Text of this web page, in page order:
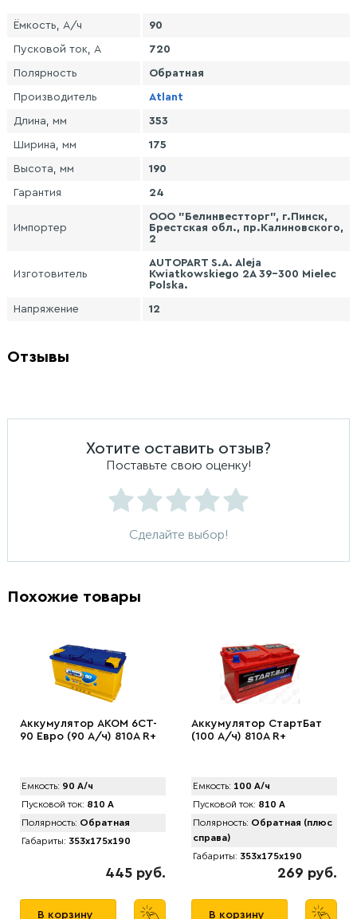
Ёмкость, А/ч 90
Пусковой ток, А 720
Полярность Обратная
Производитель Atlant
Длина, мм 353
Ширина, мм 175
Высота, мм 190
Гарантия 24
Импортер
ООО "Белинвестторг", г.Пинск,
Брестская обл., пр.Калиновского,
2
Изготовитель
AUTOPART S.A. Aleja
Kwiatkowskiego 2A 39-300 Mielec
Polska.
Напряжение 12
Отзывы
Хотите оставить отзыв?
Поставьте свою оценку!
Сделайте выбор!
Похожие товары
Аккумулятор AКОМ 6CT-
90 Евро (90 А/ч) 810А R+
Емкость: 90 А/ч
Пусковой ток: 810 А
Полярность: Обратная
Габариты: 353x175x190
445 руб.
В корзину
Аккумулятор СтартБат
(100 А/ч) 810A R+
Емкость: 100 А/ч
Пусковой ток: 810 А
Полярность: Обратная (плюс
справа)
Габариты: 353x175x190
269 руб.
В корзину